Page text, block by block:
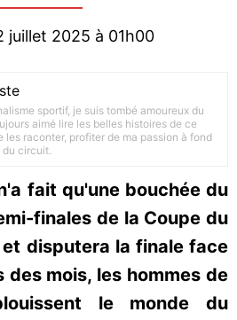
juillet 2025 à 01h00
sportif, je suis tombé amoureux du
aimé lire les belles histoires de ce
les raconter, profiter de ma passion à fond
du circuit.
fait qu'une bouchée du
finales de la Coupe du
disputera la finale face
des mois, les hommes de
le monde du